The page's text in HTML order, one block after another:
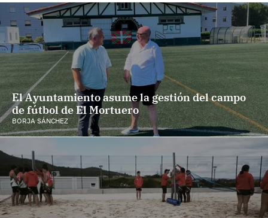
El Ayuntamiento asume la gestión del campo
de fútbol de El Mortuero
BORJA SÁNCHEZ